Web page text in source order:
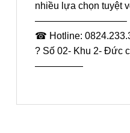
nhiều lựa chọn tuyệt
—————————–
☎ Hotline:
? Số 02- Khu 2- Đức
—————